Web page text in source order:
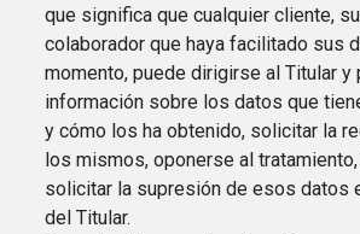
que significa que cualquier cliente,
colaborador que haya facilitado sus
momento, puede dirigirse al Titular y
información sobre los datos que
y cómo los ha obtenido, solicitar la
los mismos, oponerse al
solicitar la supresión de esos datos
del Titular.